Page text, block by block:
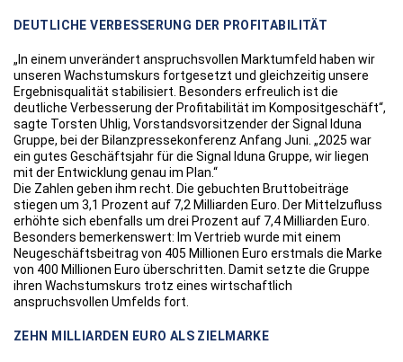
DEUTLICHE VERBESSERUNG DER PROFITABILITÄT
„In einem unverändert anspruchsvollen Marktumfeld haben wir
unseren Wachstumskurs fortgesetzt und gleichzeitig unsere
Ergebnisqualität stabilisiert. Besonders erfreulich ist die
deutliche Verbesserung der Profitabilität im Kompositgeschäft“,
sagte Torsten Uhlig, Vorstandsvorsitzender der Signal Iduna
Gruppe, bei der Bilanzpressekonferenz Anfang Juni. „2025 war
ein gutes Geschäftsjahr für die Signal Iduna Gruppe, wir liegen
mit der Entwicklung genau im Plan.“
Die Zahlen geben ihm recht. Die gebuchten Bruttobeiträge
stiegen um 3,1 Prozent auf 7,2 Milliarden Euro. Der Mittelzufluss
erhöhte sich ebenfalls um drei Prozent auf 7,4 Milliarden Euro.
Besonders bemerkenswert: Im Vertrieb wurde mit einem
Neugeschäftsbeitrag von 405 Millionen Euro erstmals die Marke
von 400 Millionen Euro überschritten. Damit setzte die Gruppe
ihren Wachstumskurs trotz eines wirtschaftlich
anspruchsvollen Umfelds fort.
ZEHN MILLIARDEN EURO ALS ZIELMARKE